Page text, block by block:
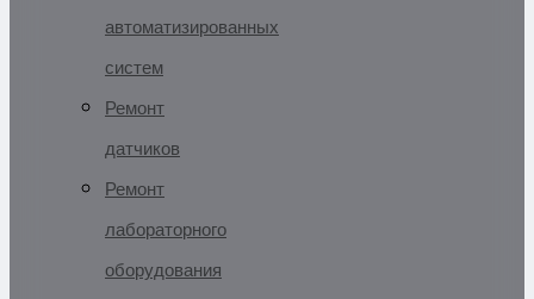
автоматизированных
систем
Ремонт
датчиков
Ремонт
лабораторного
оборудования